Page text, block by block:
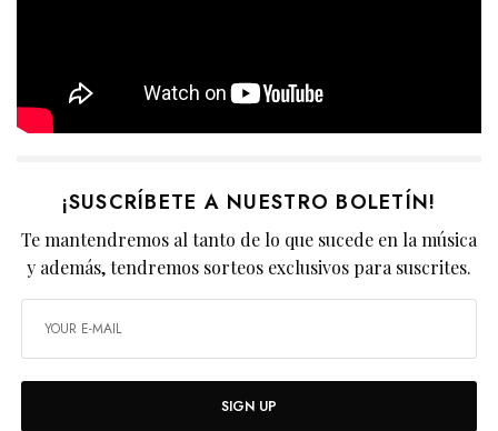
¡SUSCRÍBETE A NUESTRO BOLETÍN!
Te mantendremos al tanto de lo que sucede en la música
y además, tendremos sorteos exclusivos para suscrites.
SIGN UP